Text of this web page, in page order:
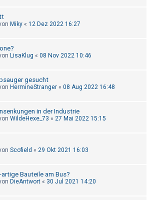
Miky « 12 Dez 2022 16:27
LisaKlug « 08 Nov 2022 10:46
gesucht
HermineStranger « 08 Aug 2022 16:48
in der Industrie
WildeHexe_73 « 27 Mai 2022 15:15
Scofield « 29 Okt 2021 16:03
Bauteile am Bus?
DieAntwort « 30 Jul 2021 14:20